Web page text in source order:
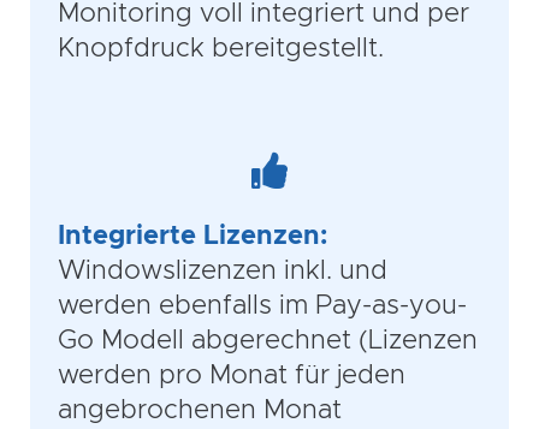
Monitoring voll integriert und per
Knopfdruck bereitgestellt.
Integrierte Lizenzen:
Windowslizenzen inkl. und
werden ebenfalls im Pay-as-you-
Go Modell abgerechnet (Lizenzen
werden pro Monat für jeden
angebrochenen Monat